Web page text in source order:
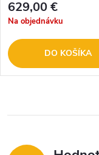
629,00 €
Na objednávku
DO KOŠÍKA